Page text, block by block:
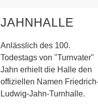
JAHNHALLE
Anlässlich des 100.
Todestags von "Turnvater"
Jahn erhielt die Halle den
offiziellen Namen
Ludwig-Jahn-Turnhalle.